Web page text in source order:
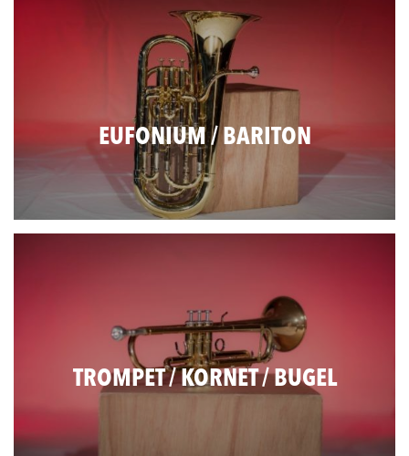
EUFONIUM / BARITON
TROMPET / KORNET / BUGEL